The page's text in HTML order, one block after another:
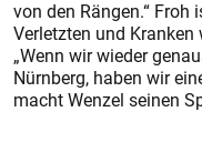
von den Rängen.“ Froh
Verletzten und
„Wenn wir wieder
Nürnberg, haben wir
macht Wenzel seinen